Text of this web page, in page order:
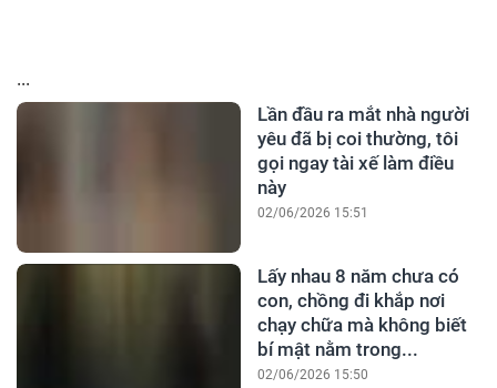
...
Lần đầu ra mắt nhà người
yêu đã bị coi thường, tôi
gọi ngay tài xế làm điều
này
02/06/2026 15:51
Lấy nhau 8 năm chưa có
con, chồng đi khắp nơi
chạy chữa mà không biết
bí mật nằm trong...
02/06/2026 15:50